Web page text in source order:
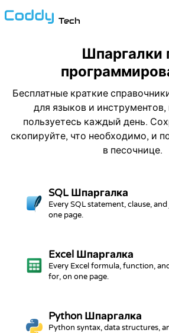
Tech
Шпаргалки
Бесплатные краткие
для языков и
пользуетесь каждый день.
скопируйте, что необходимо, и
в песочнице.
SQL Шпаргалка
Every SQL statement, clause,
one page.
Excel Шпаргалка
Every Excel formula, function,
for, on one page.
Python Шпаргалка
Python syntax, data structures,